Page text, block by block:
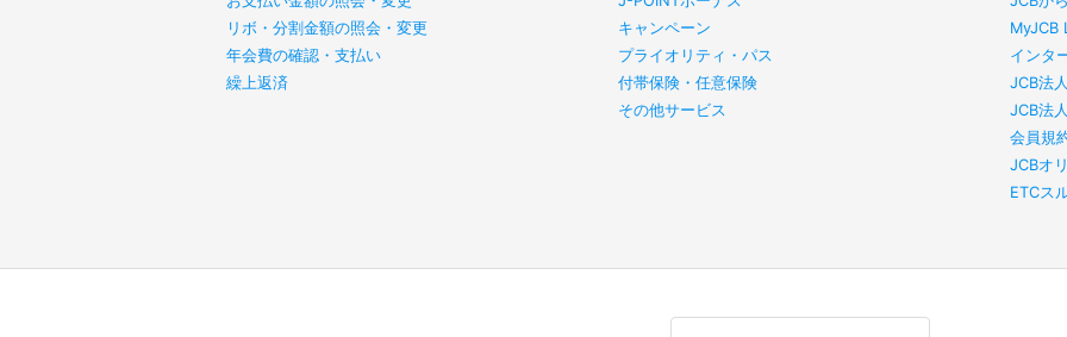
リボ・分割金額の照会・変更
年会費の確認・支払い
繰上返済
キャンペーン
プライオリティ・パス
付帯保険・任意保険
その他サービス
MyJCB
インタ
JCB法
JCB法
会員規
JCBオ
ETCス